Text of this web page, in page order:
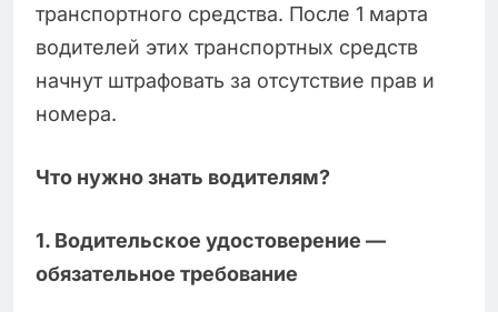
транспортного средства. После 1 марта
водителей этих транспортных средств
начнут штрафовать за отсутствие прав и
номера.
Что нужно знать водителям?
1. Водительское удостоверение —
обязательное требование